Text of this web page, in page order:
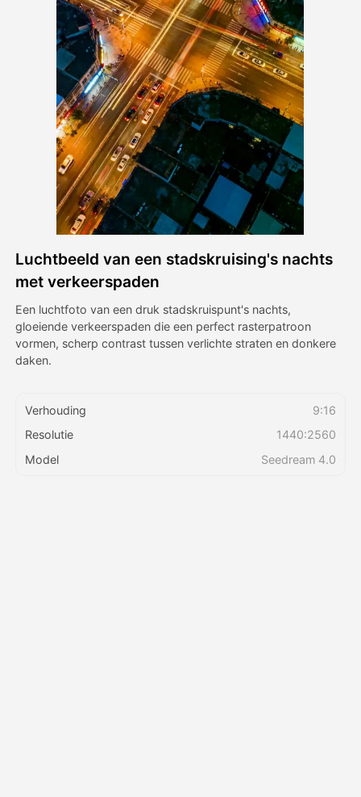
Avatar Video
AI Video
Foto van AI
Andere instrumenten
Bekijk alle sjablonen
Galerij
Blog
Prijzen
Luchtbeeld van een stadskruising's nachts
met verkeerspaden
Een luchtfoto van een druk stadskruispunt's nachts,
gloeiende verkeerspaden die een perfect rasterpatroon
vormen, scherp contrast tussen verlichte straten en donkere
daken.
Verhouding
9:16
Resolutie
1440:2560
Model
Seedream 4.0